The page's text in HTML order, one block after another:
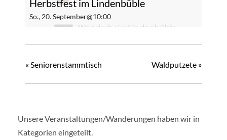
Herbstfest im Lindenbüble
So., 20. September@10:00
« Seniorenstammtisch Waldputzete »
Unsere Veranstaltungen/Wanderungen haben wir in
Kategorien eingeteilt.